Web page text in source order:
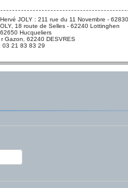
JOLY : 211 rue du 11 Novembre -
18 route de Selles - 62240 Lottinghen
Hucqueliers
Gazon, 62240 DESVRES
03 21 83 83 29